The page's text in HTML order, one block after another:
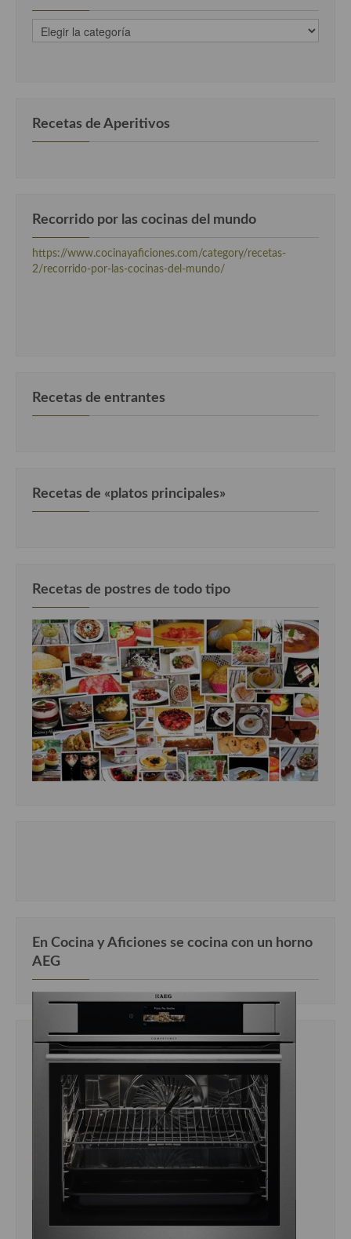
recetas
clasificadas
Recetas de Aperitivos
Recorrido por las cocinas del mundo
https://www.cocinayaficiones.com/category/recetas-
2/recorrido-por-las-cocinas-del-mundo/
Recetas de entrantes
Recetas de «platos principales»
Recetas de postres de todo tipo
En Cocina y Aficiones se cocina con un horno
AEG